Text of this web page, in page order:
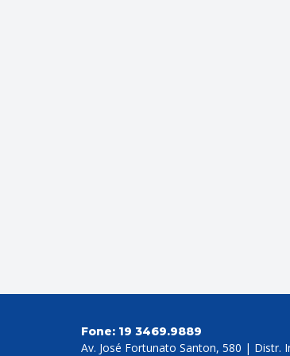
Fone: 19 3469.9889
Av. José Fortunato Santon, 580 | Distr.